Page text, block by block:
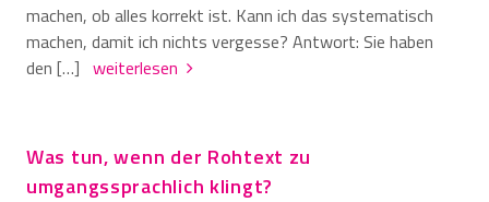
machen, ob alles korrekt ist. Kann ich das systematisch
machen, damit ich nichts vergesse? Antwort: Sie haben
den […] weiterlesen
Was tun, wenn der Rohtext zu
umgangssprachlich klingt?